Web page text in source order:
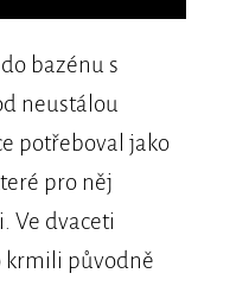
bazénu s
neustálou
potřeboval jako
pro něj
Ve dvaceti
krmili původně